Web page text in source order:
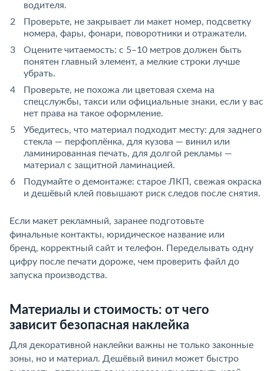
водителя.
Проверьте, не закрывает ли макет номер, подсветку
номера, фары, фонари, поворотники и отражатели.
Оцените читаемость: с 5–10 метров должен быть
понятен главный элемент, а мелкие строки лучше
убрать.
Проверьте, не похожа ли цветовая схема на
спецслужбы, такси или официальные знаки, если у вас
нет права на такое оформление.
Убедитесь, что материал подходит месту: для заднего
стекла — перфоплёнка, для кузова — винил или
ламинированная печать, для долгой рекламы —
материал с защитной ламинацией.
Подумайте о демонтаже: старое ЛКП, свежая окраска
и дешёвый клей повышают риск следов после снятия.
Если макет рекламный, заранее подготовьте
финальные контакты, юридическое название или
бренд, корректный сайт и телефон. Переделывать одну
цифру после печати дороже, чем проверить файл до
запуска производства.
Материалы и стоимость: от чего
зависит безопасная наклейка
Для декоративной наклейки важны не только законные
зоны, но и материал. Дешёвый винил может быстро